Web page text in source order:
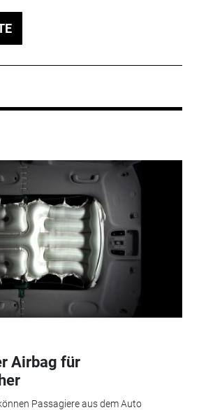
Airbag für
Passagiere aus dem Auto